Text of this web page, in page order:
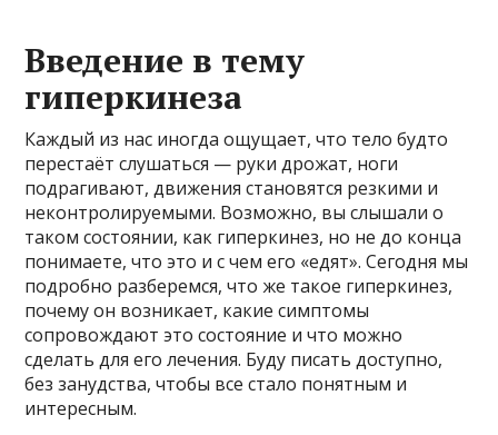
Введение в тему
гиперкинеза
Каждый из нас иногда ощущает, что тело будто
перестаёт слушаться — руки дрожат, ноги
подрагивают, движения становятся резкими и
неконтролируемыми. Возможно, вы слышали о
таком состоянии, как гиперкинез, но не до конца
понимаете, что это и с чем его «едят». Сегодня мы
подробно разберемся, что же такое гиперкинез,
почему он возникает, какие симптомы
сопровождают это состояние и что можно
сделать для его лечения. Буду писать доступно,
без занудства, чтобы все стало понятным и
интересным.